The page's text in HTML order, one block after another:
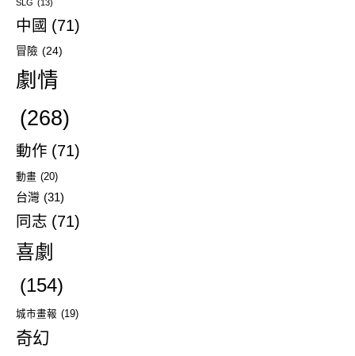
SLG (13)
中國 (71)
冒險 (24)
劇情
(268)
動作 (71)
動畫 (20)
台灣 (31)
同志 (71)
喜劇
(154)
城市畫報 (19)
奇幻